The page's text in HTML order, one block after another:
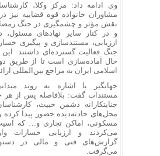
وی ادامه داد: مرکز وکلا،
مشاوران خانواده قوه قضاییه نیز
نقش مؤثر و چشمگیری در جنگ
و در کنار سایر نهاد‌های مسئول،
ارزیابی، مستندسازی و پیگیری
جنگ فعالیت گسترده‌ای داشتند. این
حال آماده‌سازی است تا از طریق
اسلامی ایران به مراجع بین‌المللی
جهانگیر با اشاره به روند
مستندات گفت: بلافاصله پس از هر
جنایتکارانه دشمن خبیث،
محل‌های حادثه‌دیده حضور پیدا کرده
مسکونی، اماکن تجاری و… که
می‌کردند و ارزیابی خسارات
گزارش‌های فنی و مالی در
می‌گرفت.